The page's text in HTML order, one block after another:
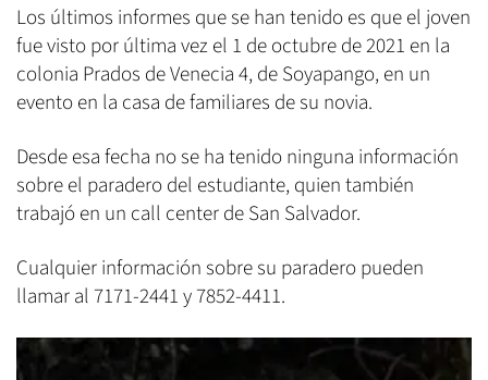
Los últimos informes que se han tenido es que el joven
fue visto por última vez el 1 de octubre de 2021 en la
colonia Prados de Venecia 4, de Soyapango, en un
evento en la casa de familiares de su novia.
Desde esa fecha no se ha tenido ninguna información
sobre el paradero del estudiante, quien también
trabajó en un call center de San Salvador.
Cualquier información sobre su paradero pueden
llamar al 7171-2441 y 7852-4411.